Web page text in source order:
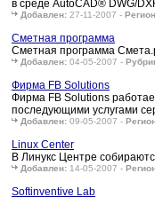
в среде AutoCAD® DWG/
Добавлен: 27-11-2007 -
Сметная программа
Сметная программа
Добавлен: 04-05-2007 -
Фирма FB Solutions
Фирма FB Solutions
последующими услугами
Добавлен: 09-05-2007 -
Linux Center
В Линукс Центре
Добавлен: 14-05-2007 -
Softinventive Lab